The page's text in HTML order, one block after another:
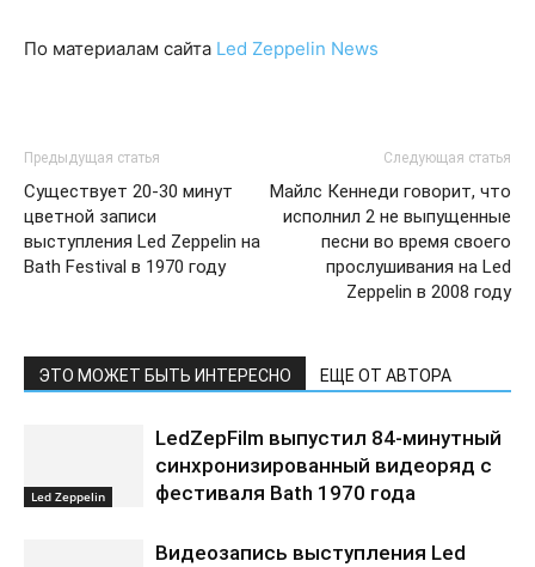
По материалам сайта Led Zeppelin News
Предыдущая статья
Существует 20-30 минут
цветной записи
выступления Led Zeppelin на
Bath Festival в 1970 году
Следующая статья
Майлс Кеннеди говорит, что
исполнил 2 не выпущенные
песни во время своего
прослушивания на Led
Zeppelin в 2008 году
ЭТО МОЖЕТ БЫТЬ ИНТЕРЕСНО ЕЩЕ ОТ АВТОРА
Led Zeppelin
LedZepFilm выпустил 84-минутный
синхронизированный видеоряд с
фестиваля Bath 1970 года
Видеозапись выступления Led